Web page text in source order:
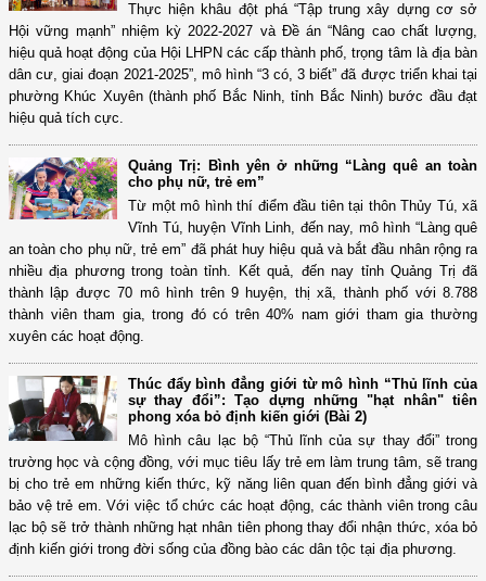
Thực hiện khâu đột phá “Tập trung xây dựng cơ sở
Hội vững mạnh” nhiệm kỳ 2022-2027 và Đề án “Nâng cao chất lượng,
hiệu quả hoạt động của Hội LHPN các cấp thành phố, trọng tâm là địa bàn
dân cư, giai đoạn 2021-2025”, mô hình “3 có, 3 biết” đã được triển khai tại
phường Khúc Xuyên (thành phố Bắc Ninh, tỉnh Bắc Ninh) bước đầu đạt
hiệu quả tích cực.
Quảng Trị: Bình yên ở những “Làng quê an toàn
cho phụ nữ, trẻ em”
Từ một mô hình thí điểm đầu tiên tại thôn Thủy Tú, xã
Vĩnh Tú, huyện Vĩnh Linh, đến nay, mô hình “Làng quê
an toàn cho phụ nữ, trẻ em” đã phát huy hiệu quả và bắt đầu nhân rộng ra
nhiều địa phương trong toàn tỉnh. Kết quả, đến nay tỉnh Quảng Trị đã
thành lập được 70 mô hình trên 9 huyện, thị xã, thành phố với 8.788
thành viên tham gia, trong đó có trên 40% nam giới tham gia thường
xuyên các hoạt động.
Thúc đẩy bình đẳng giới từ mô hình “Thủ lĩnh của
sự thay đổi”: Tạo dựng những "hạt nhân" tiên
phong xóa bỏ định kiến giới (Bài 2)
Mô hình câu lạc bộ “Thủ lĩnh của sự thay đổi” trong
trường học và cộng đồng, với mục tiêu lấy trẻ em làm trung tâm, sẽ trang
bị cho trẻ em những kiến thức, kỹ năng liên quan đến bình đẳng giới và
bảo vệ trẻ em. Với việc tổ chức các hoạt động, các thành viên trong câu
lạc bộ sẽ trở thành những hạt nhân tiên phong thay đổi nhận thức, xóa bỏ
định kiến giới trong đời sống của đồng bào các dân tộc tại địa phương.